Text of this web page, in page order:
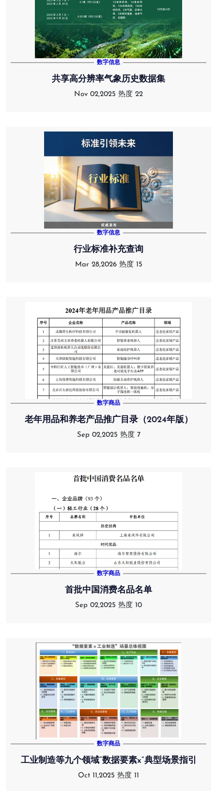
数字信息
共享高分辨率气象历史数据集
Nov 02,2025 热度 22
数字信息
行业标准补充查询
Mar 28,2026 热度 15
数字商品
老年用品和养老产品推广目录（2024年版）
Sep 02,2025 热度 7
数字商品
首批中国消费名品名单
Sep 02,2025 热度 10
数字商品
工业制造等九个领域“数据要素x”典型场景指引
Oct 11,2025 热度 11